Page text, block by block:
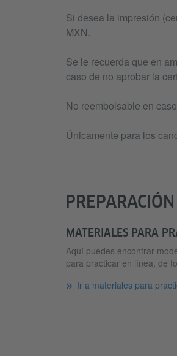
Si desea la impresión
MXN.
Se le recuerda que en
caso de no aprobar la
No reembolsable en
Únicamente para los
PREPARACIÓN
MATERIALES PARA
Aquí puedes encontrar
para practicar en línea, de
Ir a materiales para